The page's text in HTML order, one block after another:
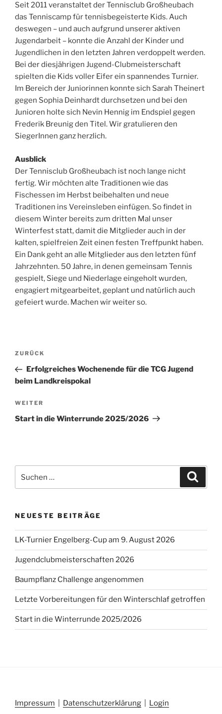
Seit 2011 veranstaltet der Tennisclub Großheubach
das Tenniscamp für tennisbegeisterte Kids. Auch
deswegen – und auch aufgrund unserer aktiven
Jugendarbeit – konnte die Anzahl der Kinder und
Jugendlichen in den letzten Jahren verdoppelt werden.
Bei der diesjährigen Jugend-Clubmeisterschaft
spielten die Kids voller Eifer ein spannendes Turnier.
Im Bereich der Juniorinnen konnte sich Sarah Theinert
gegen Sophia Deinhardt durchsetzen und bei den
Junioren holte sich Nevin Hennig im Endspiel gegen
Frederik Breunig den Titel. Wir gratulieren den
SiegerInnen ganz herzlich.
Ausblick
Der Tennisclub Großheubach ist noch lange nicht
fertig. Wir möchten alte Traditionen wie das
Fischessen im Herbst beibehalten und neue
Traditionen ins Vereinsleben einfügen. So findet in
diesem Winter bereits zum dritten Mal unser
Winterfest statt, damit die Mitglieder auch in der
kalten, spielfreien Zeit einen festen Treffpunkt haben.
Ein Dank geht an alle Mitglieder aus den letzten fünf
Jahrzehnten. 50 Jahre, in denen gemeinsam Tennis
gespielt, Siege und Niederlage eingeholt wurden,
engagiert mitgearbeitet, geplant und natürlich auch
gefeiert wurde. Machen wir weiter so.
Beitragsnavigation
Vorheriger
Beitrag
ZURÜCK
Erfolgreiches Wochenende für die TCG Jugend
beim Landkreispokal
Nächster
Beitrag
WEITER
Start in die Winterrunde 2025/2026
nach:
NEUESTE BEITRÄGE
LK-Turnier Engelberg-Cup am 9. August 2026
Jugendclubmeisterschaften 2026
Baumpflanz Challenge angenommen
Letzte Vorbereitungen für den Winterschlaf getroffen
Start in die Winterrunde 2025/2026
Impressum Datenschutzerklärung Login